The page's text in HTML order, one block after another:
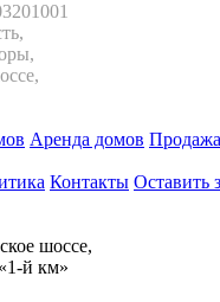
Аренда домов Продажа
Контакты Оставить
шоссе,
й км»